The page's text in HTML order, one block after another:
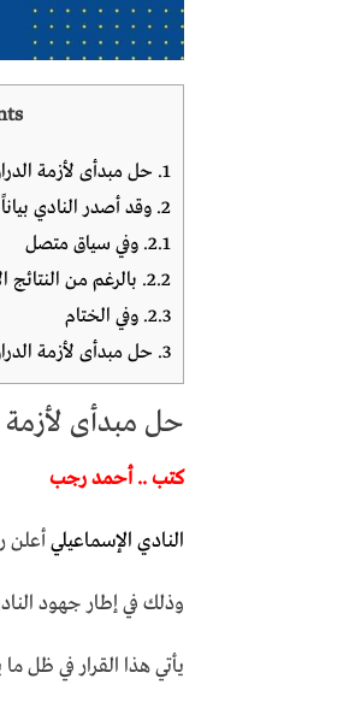
1. حل مبدأى لأزمة
2. وقد أصدر النادي
2.1. وفي سياق متصل
2.2. بالرغم من النتائج
2.3. وفي الختام
3. حل مبدأى لأزمة
حل مبدأى لأزمة
كتب .. أحمد رجب
النادي الإسماعيليأعلن
وذلك في إطار جهود
يأتي هذا القرار في ظل